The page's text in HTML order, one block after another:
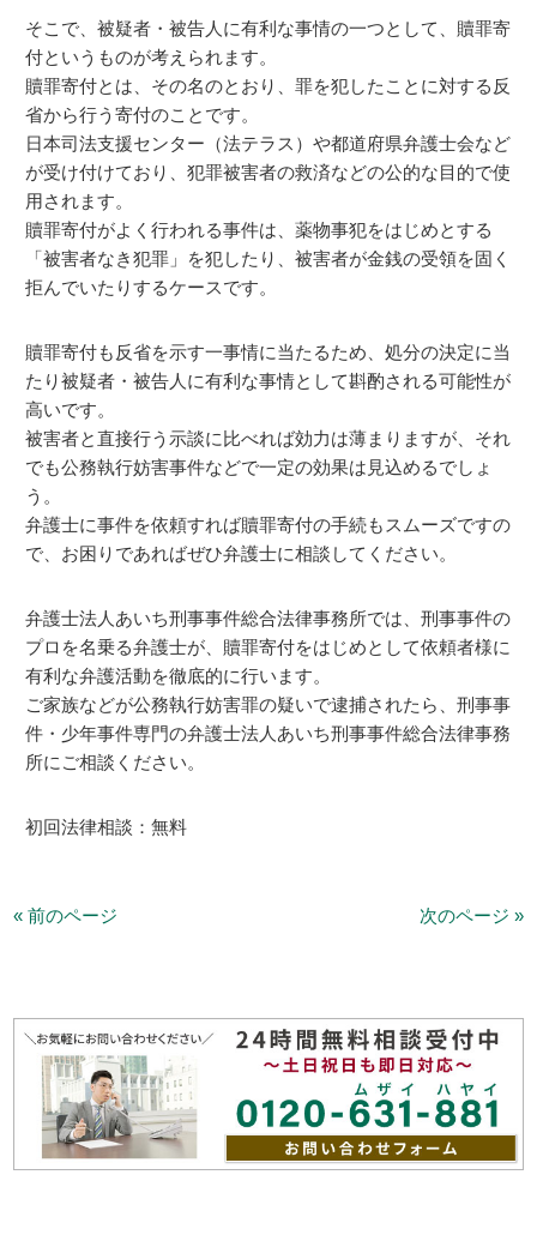
そこで、被疑者・被告人に有利な事情の一つとして、贖罪寄
付というものが考えられます。
贖罪寄付とは、その名のとおり、罪を犯したことに対する反
省から行う寄付のことです。
日本司法支援センター（法テラス）や都道府県弁護士会など
が受け付けており、犯罪被害者の救済などの公的な目的で使
用されます。
贖罪寄付がよく行われる事件は、薬物事犯をはじめとする
「被害者なき犯罪」を犯したり、被害者が金銭の受領を固く
拒んでいたりするケースです。
贖罪寄付も反省を示す一事情に当たるため、処分の決定に当
たり被疑者・被告人に有利な事情として斟酌される可能性が
高いです。
被害者と直接行う示談に比べれば効力は薄まりますが、それ
でも公務執行妨害事件などで一定の効果は見込めるでしょ
う。
弁護士に事件を依頼すれば贖罪寄付の手続もスムーズですの
で、お困りであればぜひ弁護士に相談してください。
弁護士法人あいち刑事事件総合法律事務所では、刑事事件の
プロを名乗る弁護士が、贖罪寄付をはじめとして依頼者様に
有利な弁護活動を徹底的に行います。
ご家族などが公務執行妨害罪の疑いで逮捕されたら、刑事事
件・少年事件専門の弁護士法人あいち刑事事件総合法律事務
所にご相談ください。
初回法律相談：無料
« 前のページ 次のページ »